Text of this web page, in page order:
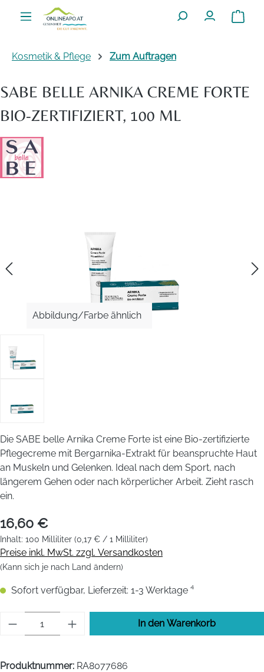
Zum Hauptinhalt springen
Kosmetik & Pflege Zum Auftragen
SABE BELLE ARNIKA CREME FORTE
BIO-ZERTIFIZIERT, 100 ML
Abbildung/Farbe ähnlich
Die SABE belle Arnika Creme Forte ist eine Bio-zertifizierte
Pflegecreme mit Bergarnika-Extrakt für beanspruchte Haut
an Muskeln und Gelenken. Ideal nach dem Sport, nach
längerem Gehen oder nach körperlicher Arbeit. Zieht rasch
ein.
16,60 €
Inhalt: 100 Milliliter (0,17 € / 1 Milliliter)
Preise inkl. MwSt. zzgl. Versandkosten
(Kann sich je nach Land ändern)
Sofort verfügbar, Lieferzeit: 1-3 Werktage ⁴
Produkt Anzahl: Gib den gewünschten
In den Warenkorb
Produktnummer: RA8077686